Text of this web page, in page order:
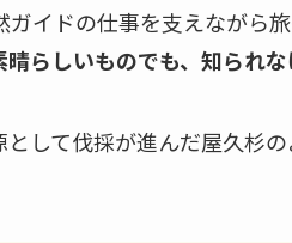
イドの仕事を支えながら
晴らしいものでも、知られ
して伐採が進んだ屋久杉